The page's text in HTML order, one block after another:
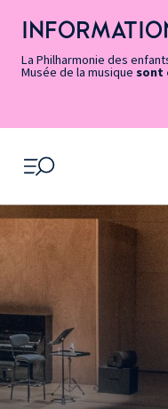
page
Accessibilité
accès
rapides
principal
contenu
principal
page
Message d’information
La Philharmonie des
Musée de la musique sont
OUVRIR LE MENU